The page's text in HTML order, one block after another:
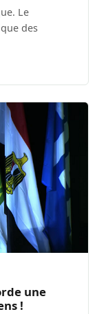
Le
des
une
!